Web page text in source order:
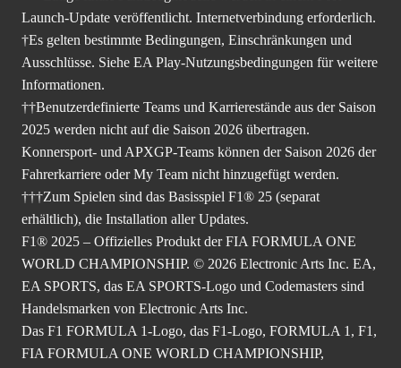
EA-Konto & die Annahme der EA-Nutzervereinbarung
(terms.ea.com/de) erforderlich. Für den Zugriff auf das F2™
2026-Saison-Update und bestimmte Inhalte sind eine
Internetverbindung und alle Spielupdates erforderlich.
**MADRING Circuit kann nur mit Autos der Saison 2026
gefahren werden.
***Einige finale Fahrzeugmodelle werden in einem Post-
Launch-Update veröffentlicht. Internetverbindung erforderlich.
†Es gelten bestimmte Bedingungen, Einschränkungen und
Ausschlüsse. SieheEA Play-Nutzungsbedingungen für weitere
Informationen.
††Benutzerdefinierte Teams und Karrierestände aus der Saison
2025 werden nicht auf die Saison 2026 übertragen.
Konnersport- und APXGP-Teams können der Saison 2026 der
Fahrerkarriere oder My Team nicht hinzugefügt werden.
†††Zum Spielen sind das Basisspiel F1® 25 (separat